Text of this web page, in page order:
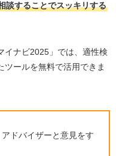
談することでスッキリする
イナビ2025」では、適性検
ールを無料で活用できま
ドバイザーと意見をす